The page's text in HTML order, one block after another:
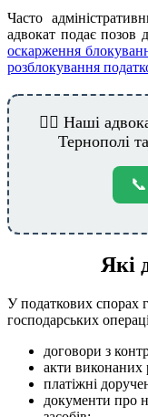
Часто
адвокат подає позов
оскарження
розблокування
👨‍⚖️ Наші
Тернополі
Які
У податкових спорах
господарських
договори з
акти виконаних
платіжні
документи про